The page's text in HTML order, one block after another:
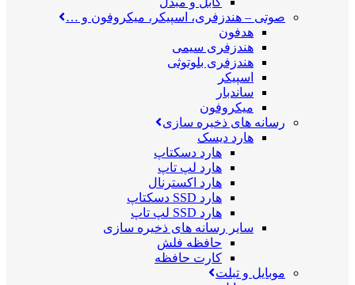
صوتی – هندزفری، اسپیکر، میکروفون و …
هدفون
هندزفری سیمی
هندزفری بلوتوثی
اسپیکر
ساندبار
میکروفون
رسانه های ذخیره سازی
هارد دیسک
هارد دسکتاپ
هارد لپ تاپ
هارد اکسترنال
هارد SSD دسکتاپ
هارد SSD لپ تاپ
سایر رسانه های ذخیره سازی
حافظه فلش
کارت حافظه
موبایل و تبلت